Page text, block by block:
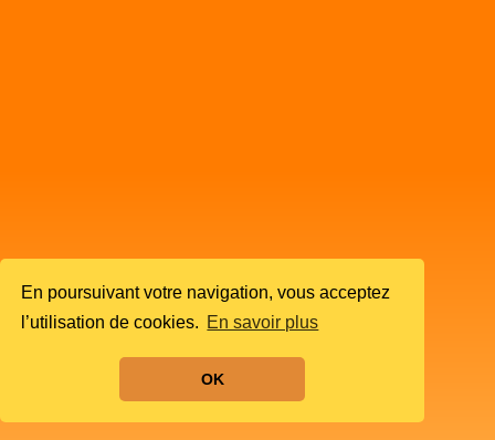
En poursuivant votre navigation, vous acceptez
l’utilisation de cookies. En savoir plus
OK